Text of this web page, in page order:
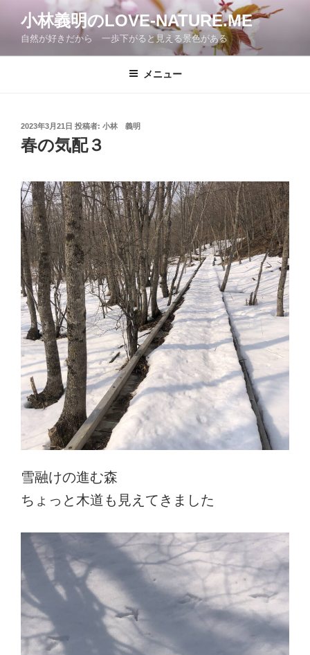
ン
小林義明のLOVE-NATURE.ME
自然が好きだから 一歩下がると見える景色がある
メニュー
投
稿
日:
2023年3月21日 投稿者: 小林 義明
春の気配３
雪融けの進む森
ちょっと木道も見えてきました